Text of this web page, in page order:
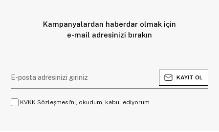
Kampanyalardan haberdar olmak için
e-mail adresinizi bırakın
KAYIT OL
KVKK Sözleşmesi'ni, okudum, kabul ediyorum.